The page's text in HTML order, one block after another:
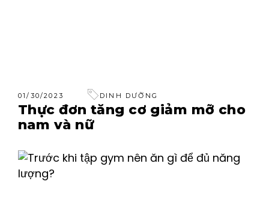
01/30/2023 DINH DƯỠNG
Thực đơn tăng cơ giảm mỡ cho
nam và nữ